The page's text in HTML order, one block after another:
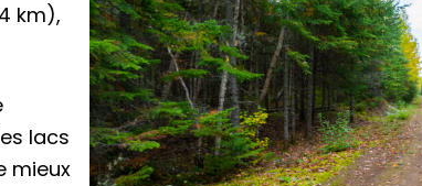
km),
lacs
mieux